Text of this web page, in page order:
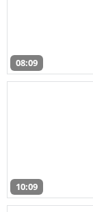
08:09
10:09